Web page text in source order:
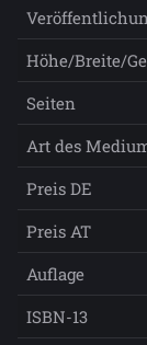
Höhe/Breite/
Seiten
Art des
Preis DE
Preis AT
Auflage
ISBN-13